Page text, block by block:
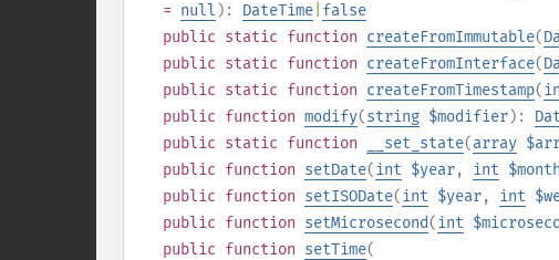
= null ): DateTime false
public static function createFromImmutable(
public static function createFromInterface(
public static function createFromTimestamp(
public function modify(string $modifier):
public static function __set_state(array
public function setDate(int $year, int $month
public function setISODate(int $year, int
public function setMicrosecond(int
public function setTime(